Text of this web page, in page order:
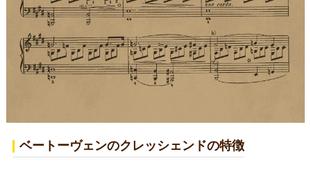
ベートーヴェンのクレッシェンドの特徴